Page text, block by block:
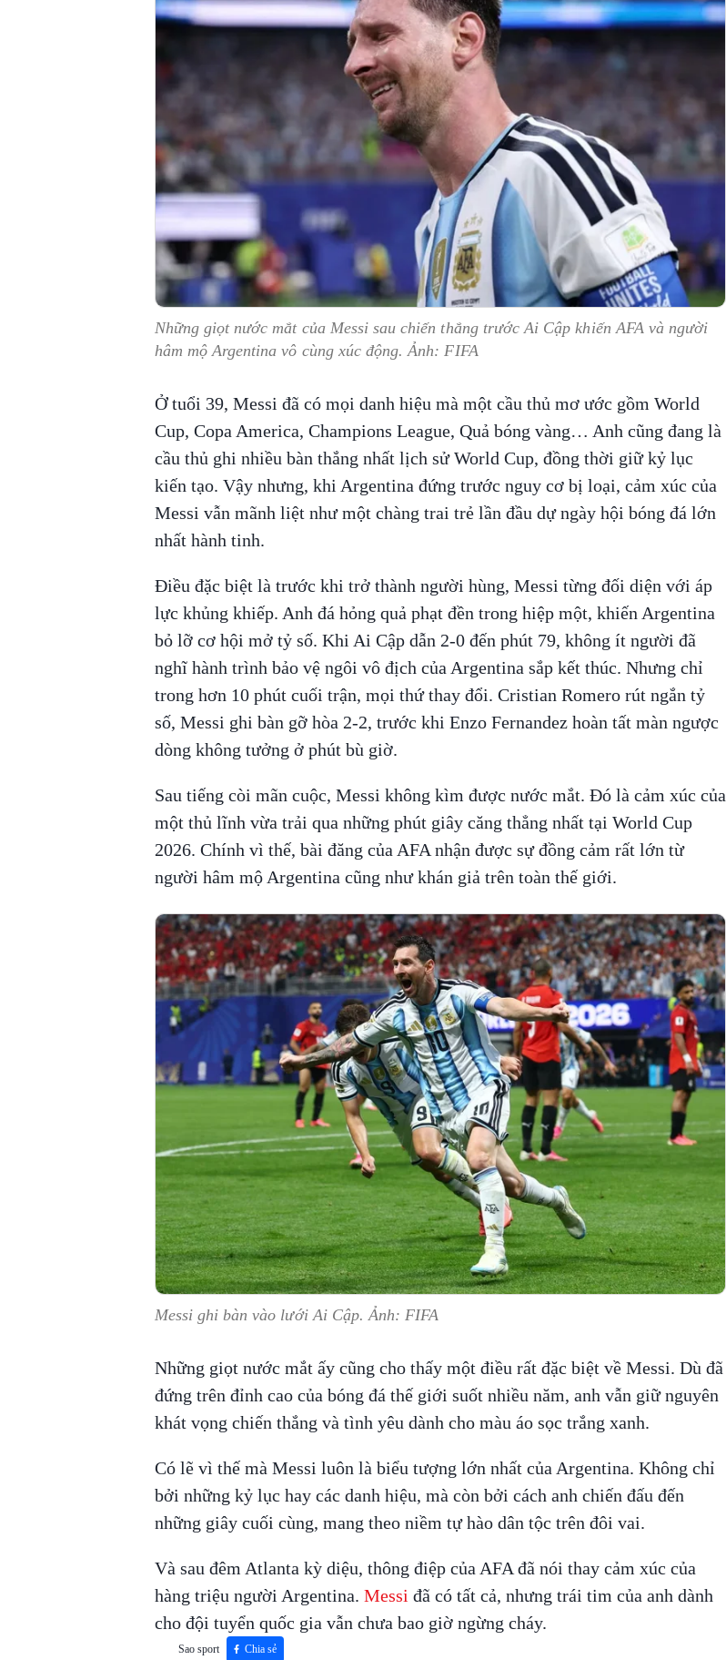
Những giọt nước mắt của Messi sau chiến thắng trước Ai Cập khiến AFA và người
hâm mộ Argentina vô cùng xúc động. Ảnh: FIFA
Ở tuổi 39, Messi đã có mọi danh hiệu mà một cầu thủ mơ ước gồm World
Cup, Copa America, Champions League, Quả bóng vàng… Anh cũng đang là
cầu thủ ghi nhiều bàn thắng nhất lịch sử World Cup, đồng thời giữ kỷ lục
kiến tạo. Vậy nhưng, khi Argentina đứng trước nguy cơ bị loại, cảm xúc của
Messi vẫn mãnh liệt như một chàng trai trẻ lần đầu dự ngày hội bóng đá lớn
nhất hành tinh.
Điều đặc biệt là trước khi trở thành người hùng, Messi từng đối diện với áp
lực khủng khiếp. Anh đá hỏng quả phạt đền trong hiệp một, khiến Argentina
bỏ lỡ cơ hội mở tỷ số. Khi Ai Cập dẫn 2-0 đến phút 79, không ít người đã
nghĩ hành trình bảo vệ ngôi vô địch của Argentina sắp kết thúc. Nhưng chỉ
trong hơn 10 phút cuối trận, mọi thứ thay đổi. Cristian Romero rút ngắn tỷ
số, Messi ghi bàn gỡ hòa 2-2, trước khi Enzo Fernandez hoàn tất màn ngược
dòng không tưởng ở phút bù giờ.
Sau tiếng còi mãn cuộc, Messi không kìm được nước mắt. Đó là cảm xúc của
một thủ lĩnh vừa trải qua những phút giây căng thẳng nhất tại World Cup
2026. Chính vì thế, bài đăng của AFA nhận được sự đồng cảm rất lớn từ
người hâm mộ Argentina cũng như khán giả trên toàn thế giới.
Messi ghi bàn vào lưới Ai Cập. Ảnh: FIFA
Những giọt nước mắt ấy cũng cho thấy một điều rất đặc biệt về Messi. Dù đã
đứng trên đỉnh cao của bóng đá thế giới suốt nhiều năm, anh vẫn giữ nguyên
khát vọng chiến thắng và tình yêu dành cho màu áo sọc trắng xanh.
Có lẽ vì thế mà Messi luôn là biểu tượng lớn nhất của Argentina. Không chỉ
bởi những kỷ lục hay các danh hiệu, mà còn bởi cách anh chiến đấu đến
những giây cuối cùng, mang theo niềm tự hào dân tộc trên đôi vai.
Và sau đêm Atlanta kỳ diệu, thông điệp của AFA đã nói thay cảm xúc của
hàng triệu người Argentina. Messi đã có tất cả, nhưng trái tim của anh dành
cho đội tuyển quốc gia vẫn chưa bao giờ ngừng cháy.
Sao sport Chia sẻ